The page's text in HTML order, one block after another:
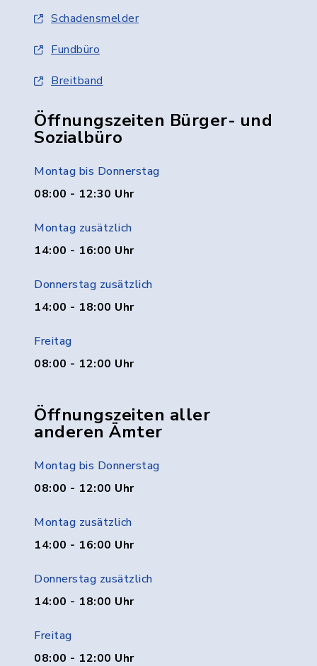
Schadensmelder
Fundbüro
Breitband
Öffnungszeiten Bürger- und
Sozialbüro
Montag bis Donnerstag
08:00 - 12:30 Uhr
Montag zusätzlich
14:00 - 16:00 Uhr
Donnerstag zusätzlich
14:00 - 18:00 Uhr
Freitag
08:00 - 12:00 Uhr
Öffnungszeiten aller
anderen Ämter
Montag bis Donnerstag
08:00 - 12:00 Uhr
Montag zusätzlich
14:00 - 16:00 Uhr
Donnerstag zusätzlich
14:00 - 18:00 Uhr
Freitag
08:00 - 12:00 Uhr